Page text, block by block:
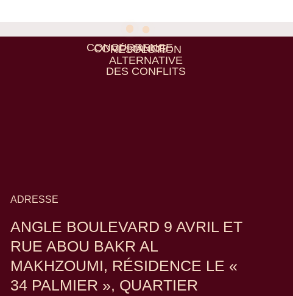
CONCURRENCE
COMPLIANCE
RÉSOLUTION
ALTERNATIVE
DES CONFLITS
ADRESSE
ANGLE BOULEVARD 9 AVRIL ET
RUE ABOU BAKR AL
MAKHZOUMI, RÉSIDENCE LE «
34 PALMIER », QUARTIER